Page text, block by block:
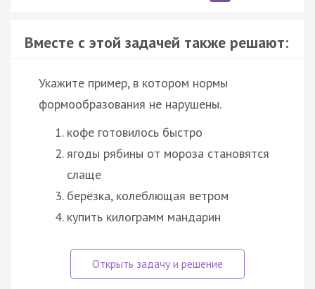
Вместе с этой задачей также решают:
Укажите пример, в котором нормы
формообразования не нарушены.
кофе готовилось быстро
ягоды рябины от мороза становятся
слаще
берёзка, колеблющая ветром
купить килограмм мандарин